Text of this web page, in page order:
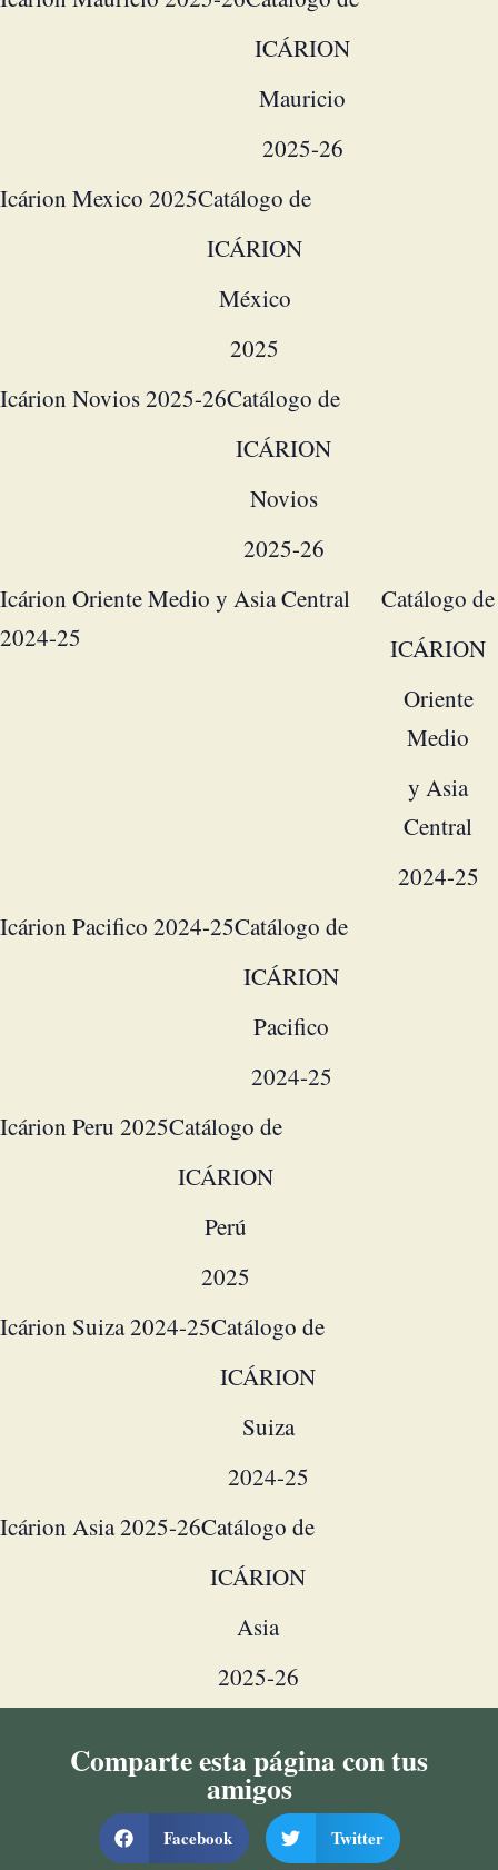
ICÁRION
Mauricio
2025-26
Icárion Mexico 2025Catálogo de
ICÁRION
México
2025
Icárion Novios 2025-26Catálogo de
ICÁRION
Novios
2025-26
Icárion Oriente Medio y Asia Central
2024-25
Catálogo de
ICÁRION
Oriente
Medio
y Asia
Central
2024-25
Icárion Pacifico 2024-25Catálogo de
ICÁRION
Pacifico
2024-25
Icárion Peru 2025Catálogo de
ICÁRION
Perú
2025
Icárion Suiza 2024-25Catálogo de
ICÁRION
Suiza
2024-25
Icárion Asia 2025-26Catálogo de
ICÁRION
Asia
2025-26
Comparte esta página con tus
amigos
Facebook Twitter